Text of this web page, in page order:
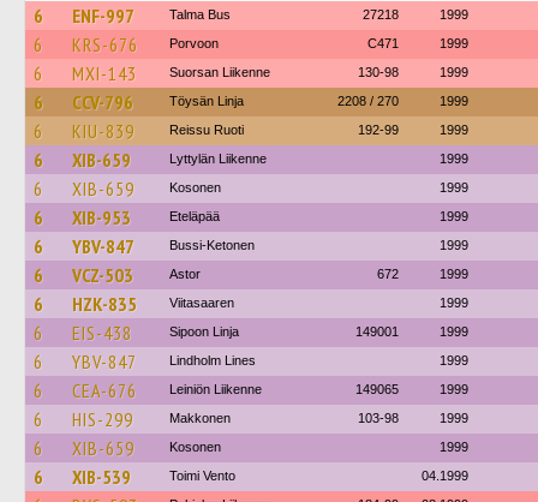
6 ENF-997 Talma Bus 27218 1999
6 KRS-676 Porvoon C471 1999
6 MXI-143 Suorsan Liikenne 130-98 1999
6 CCV-796 Töysän Linja 2208 / 270 1999
6 KIU-839 Reissu Ruoti 192-99 1999
6 XIB-659 Lyttylän Liikenne 1999
6 XIB-659 Kosonen 1999
6 XIB-953 Eteläpää 1999
6 YBV-847 Bussi-Ketonen 1999
6 VCZ-503 Astor 672 1999
6 HZK-835 Viitasaaren 1999
6 EIS-438 Sipoon Linja 149001 1999
6 YBV-847 Lindholm Lines 1999
6 CEA-676 Leiniön Liikenne 149065 1999
6 HIS-299 Makkonen 103-98 1999
6 XIB-659 Kosonen 1999
6 XIB-539 Toimi Vento 04.1999